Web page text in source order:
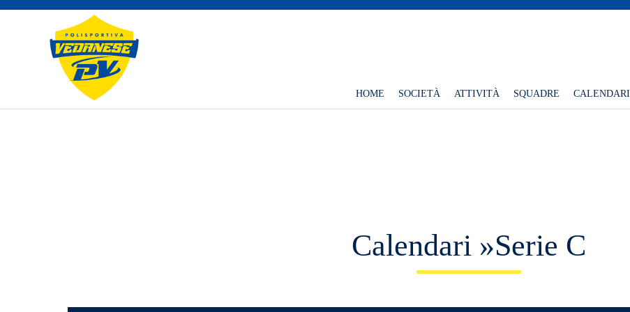
HOME SOCIETÀ ATTIVITÀ SQUADRE CALENDARI
Calendari »Serie C